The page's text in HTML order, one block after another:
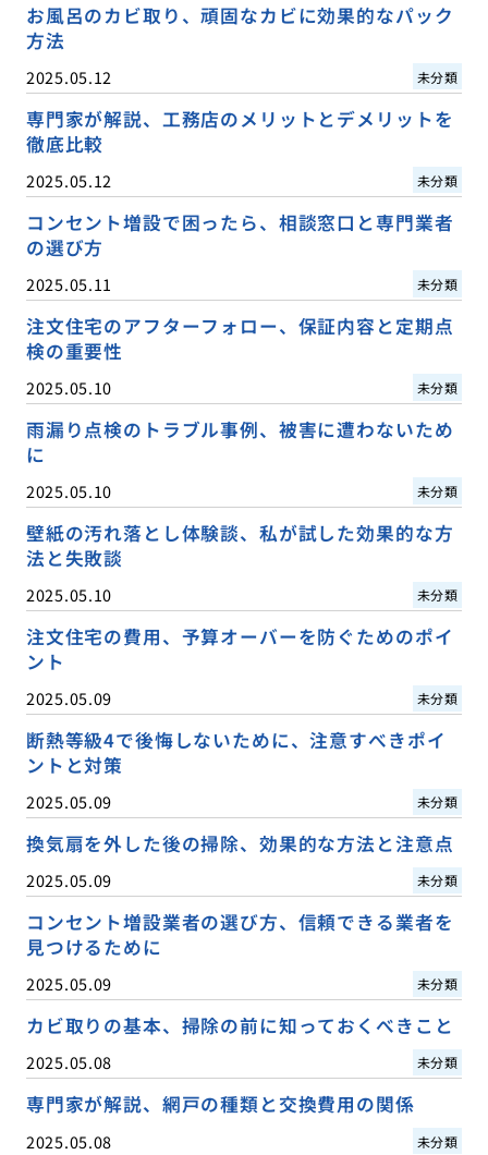
お風呂のカビ取り、頑固なカビに効果的なパック
方法
2025.05.12 未分類
専門家が解説、工務店のメリットとデメリットを
徹底比較
2025.05.12 未分類
コンセント増設で困ったら、相談窓口と専門業者
の選び方
2025.05.11 未分類
注文住宅のアフターフォロー、保証内容と定期点
検の重要性
2025.05.10 未分類
雨漏り点検のトラブル事例、被害に遭わないため
に
2025.05.10 未分類
壁紙の汚れ落とし体験談、私が試した効果的な方
法と失敗談
2025.05.10 未分類
注文住宅の費用、予算オーバーを防ぐためのポイ
ント
2025.05.09 未分類
断熱等級4で後悔しないために、注意すべきポイ
ントと対策
2025.05.09 未分類
換気扇を外した後の掃除、効果的な方法と注意点
2025.05.09 未分類
コンセント増設業者の選び方、信頼できる業者を
見つけるために
2025.05.09 未分類
カビ取りの基本、掃除の前に知っておくべきこと
2025.05.08 未分類
専門家が解説、網戸の種類と交換費用の関係
2025.05.08 未分類